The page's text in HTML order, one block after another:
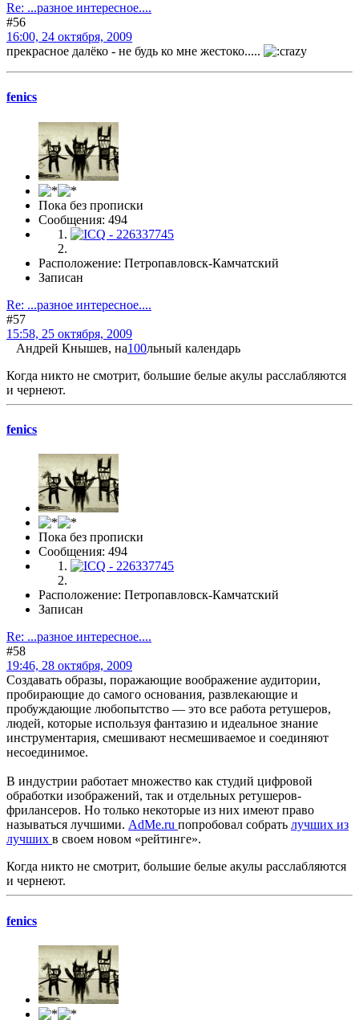
Re: ...разное интересное....
#56
16:00, 24 октября, 2009
прекрасное далёко - не будь ко мне жестоко.....
fenics
Пока без прописки
Сообщения: 494
Расположение: Петропавловск-Камчатский
Записан
Re: ...разное интересное....
#57
15:58, 25 октября, 2009
Андрей Кнышев, на100льный календарь
Когда никто не смотрит, большие белые акулы расслабляются
и чернеют.
fenics
Пока без прописки
Сообщения: 494
Расположение: Петропавловск-Камчатский
Записан
Re: ...разное интересное....
#58
19:46, 28 октября, 2009
Создавать образы, поражающие воображение аудитории,
пробирающие до самого основания, развлекающие и
пробуждающие любопытство — это все работа ретушеров,
людей, которые используя фантазию и идеальное знание
инструментария, смешивают несмешиваемое и соединяют
несоединимое.
В индустрии работает множество как студий цифровой
обработки изображений, так и отдельных ретушеров-
фрилансеров. Но только некоторые из них имеют право
называться лучшими. AdMe.ru попробовал собрать лучших из
лучших в своем новом «рейтинге».
Когда никто не смотрит, большие белые акулы расслабляются
и чернеют.
fenics